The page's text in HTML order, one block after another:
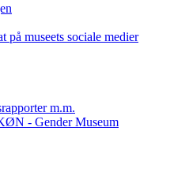
på museets sociale medier
m.m.
- Gender Museum